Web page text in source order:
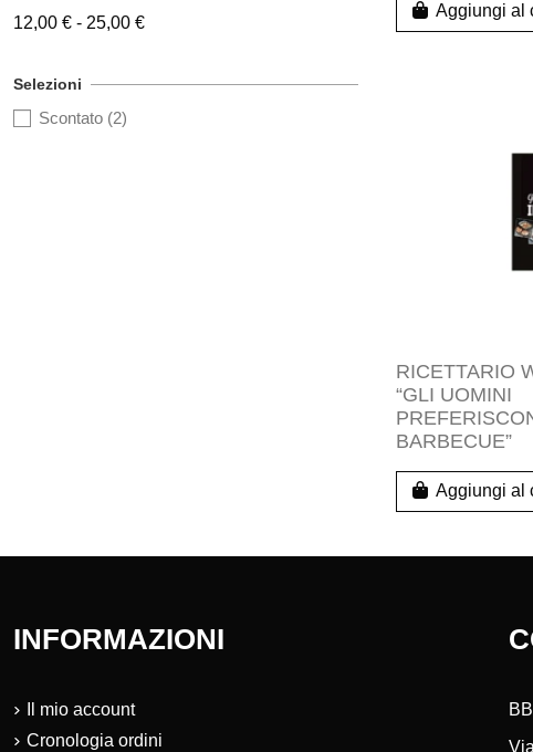
Aggiungi al
RICETTARIO
“GLI UOMINI
BARBECUE”
Aggiungi al
12,00 € - 25,00 €
Selezioni
Scontato (2)
INFORMAZIONI
Il mio account
Cronologia ordini